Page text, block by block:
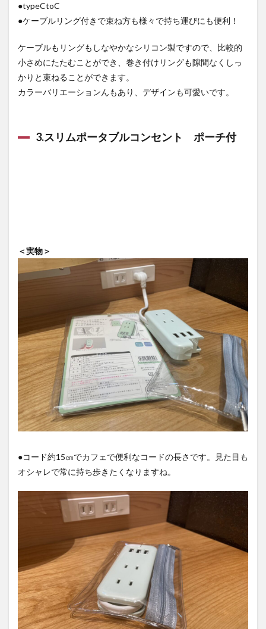
●typeCtoC
●ケーブルリング付きで束ね方も様々で持ち運びにも便利！
ケーブルもリングもしなやかなシリコン製ですので、比較的
小さめにたたむことができ、巻き付けリングも隙間なくしっ
かりと束ねることができます。
カラーバリエーションんもあり、デザインも可愛いです。
3.スリムポータブルコンセント ポーチ付
＜実物＞
●コード約15㎝でカフェで便利なコードの長さです。見た目も
オシャレで常に持ち歩きたくなりますね。